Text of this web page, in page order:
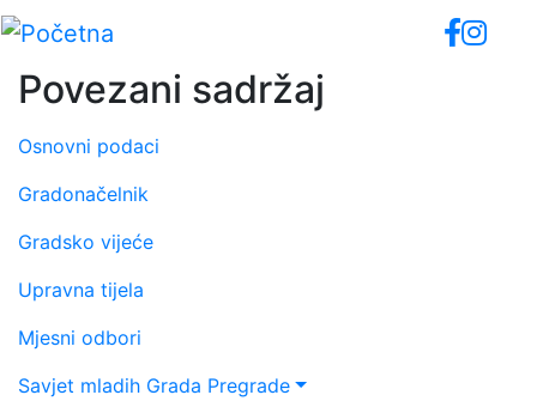
Skip
main
content
Povezani sadržaj
Osnovni podaci
Gradonačelnik
Gradsko vijeće
Upravna tijela
Mjesni odbori
Savjet mladih Grada Pregrade